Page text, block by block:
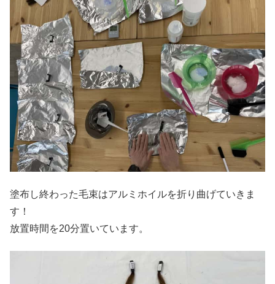
塗布し終わった毛束はアルミホイルを折り曲げていきま
す！
放置時間を20分置いています。